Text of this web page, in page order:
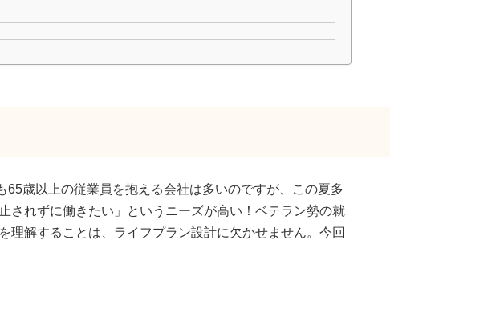
65歳以上の従業員を抱える会社は多いのですが、この夏多
されずに働きたい」というニーズが高い！ベテラン勢の就
解することは、ライフプラン設計に欠かせません。今回